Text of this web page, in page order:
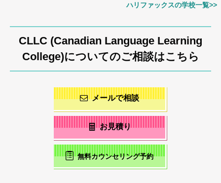
ハリファックスの学校一覧>>
CLLC (Canadian Language Learning
College)についてのご相談はこちら
メールで相談
お見積り
無料カウンセリング予約